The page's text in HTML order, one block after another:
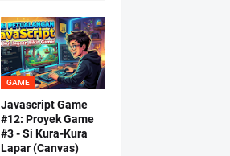
GAME
Javascript Game
#12: Proyek Game
#3 - Si Kura-Kura
Lapar (Canvas)